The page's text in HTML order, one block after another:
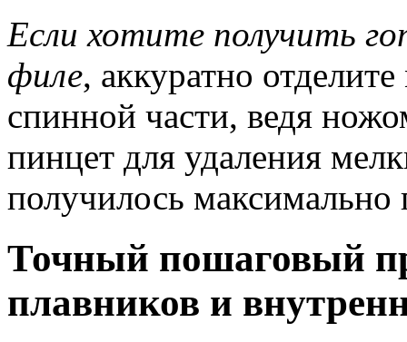
Если хотите получить
филе, аккуратно
спинной части, ведя
пинцет для удаления
получилось
Точный пошаговый
плавников и